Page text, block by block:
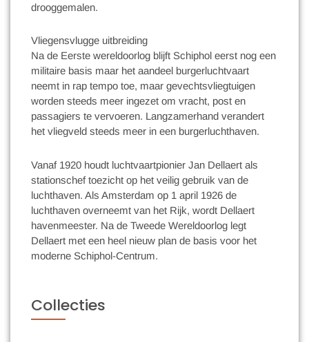
drooggemalen.
Vliegensvlugge uitbreiding
Na de Eerste wereldoorlog blijft Schiphol eerst nog een
militaire basis maar het aandeel burgerluchtvaart
neemt in rap tempo toe, maar gevechtsvliegtuigen
worden steeds meer ingezet om vracht, post en
passagiers te vervoeren. Langzamerhand verandert
het vliegveld steeds meer in een burgerluchthaven.
Vanaf 1920 houdt luchtvaartpionier Jan Dellaert als
stationschef toezicht op het veilig gebruik van de
luchthaven. Als Amsterdam op 1 april 1926 de
luchthaven overneemt van het Rijk, wordt Dellaert
havenmeester. Na de Tweede Wereldoorlog legt
Dellaert met een heel nieuw plan de basis voor het
moderne Schiphol-Centrum.
Collecties